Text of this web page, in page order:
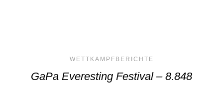
WETTKAMPFBERICHTE
GaPa Everesting Festival – 8.848